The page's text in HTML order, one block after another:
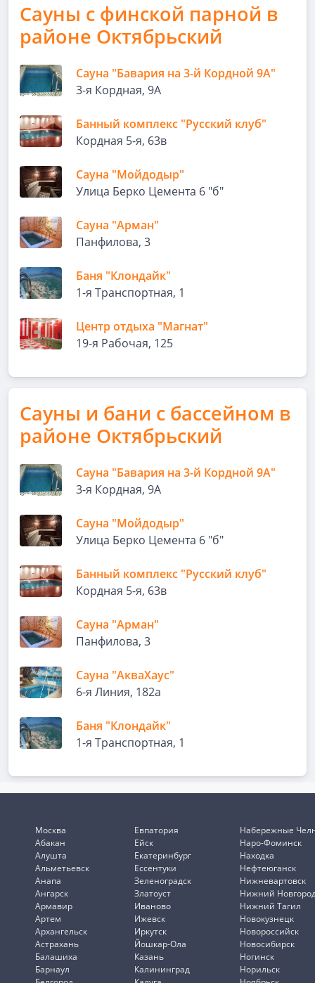
Сауны с финской парной в
районе Октябрьский
Сауна "Бавария на 3-й Кордной 9А"
3-я Кордная, 9А
Банный комплекс "Русский клуб"
Кордная 5-я, 63в
Сауна "Мойдодыр"
Улица Берко Цемента 6 "б"
Сауна "Арман"
Панфилова, 3
Баня "Клондайк"
1-я Транспортная, 1
Центр отдыха "Магнат"
19-я Рабочая, 125
Сауны и бани с бассейном в
районе Октябрьский
Сауна "Бавария на 3-й Кордной 9А"
3-я Кордная, 9А
Сауна "Мойдодыр"
Улица Берко Цемента 6 "б"
Банный комплекс "Русский клуб"
Кордная 5-я, 63в
Сауна "Арман"
Панфилова, 3
Сауна "АкваХаус"
6-я Линия, 182а
Баня "Клондайк"
1-я Транспортная, 1
Москва
Абакан
Алушта
Альметьевск
Анапа
Ангарск
Армавир
Артем
Архангельск
Астрахань
Балашиха
Барнаул
Евпатория
Ейск
Екатеринбург
Ессентуки
Зеленоградск
Златоуст
Иваново
Ижевск
Иркутск
Йошкар-Ола
Казань
Калининград
Набережные
Наро-Фоминск
Находка
Нефтеюганск
Нижневартовск
Нижний
Нижний Тагил
Новокузнецк
Новороссийск
Новосибирск
Ногинск
Норильск